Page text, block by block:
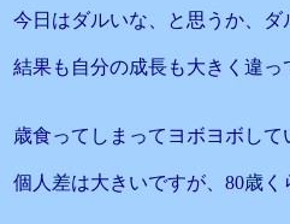
今日はダルいな、と思うか、ダ
結果も自分の成長も大きく違っ
歳食ってしまってヨボヨボして
個人差は大きいですが、80歳く